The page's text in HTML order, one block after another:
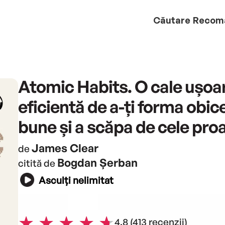
Căutare
Atomic Habits. O cale
eficientă de a-ți forma
bune și a scăpa de cele
de James Clear
citită de Bogdan Șerban
Asculți nelimitat
4.8 (413 recenzii)